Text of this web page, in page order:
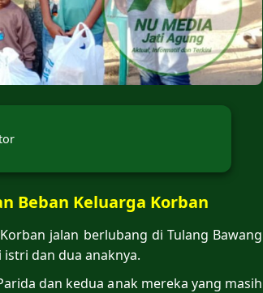
Beban Keluarga Korban
jalan berlubang di Tulang Bawang
dan dua anaknya.
dan kedua anak mereka yang masih